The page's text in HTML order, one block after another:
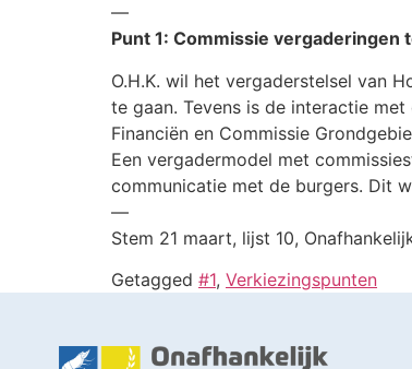
—
Punt 1: Commissie vergaderingen
O.H.K. wil het vergaderstelsel van
te gaan. Tevens is de interactie
Financiën en Commissie
Een vergadermodel met
communicatie met de burgers. Dit
—
Stem 21 maart, lijst 10,
Getagged #1, Verkiezingspunten